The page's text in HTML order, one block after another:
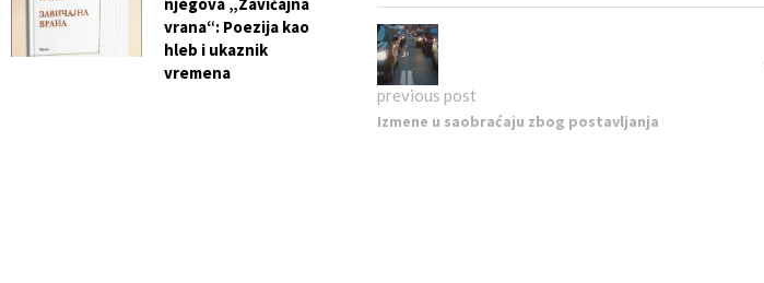
previous post
Izmene u saobraćaju zbog postavljanja
njegova „Zavičajna
vrana“: Poezija kao
hleb i ukaznik
vremena